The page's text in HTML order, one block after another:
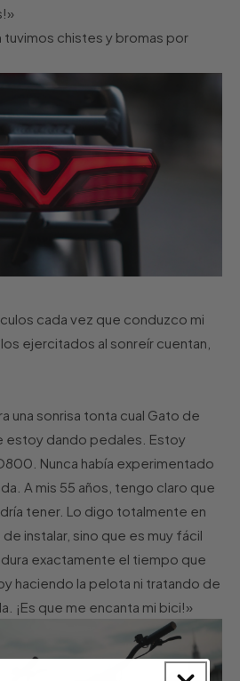
chistes y bromas por
cada vez que conduzco mi
ejercitados al sonreír cuentan,
una sonrisa tonta cual Gato de
estoy dando pedales. Estoy
Nunca había experimentado
A mis 55 años, tengo claro que
tener. Lo digo totalmente en
instalar, sino que es muy fácil
dura exactamente el tiempo que
haciendo la pelota ni tratando de
¡Es que me encanta mi bici!»